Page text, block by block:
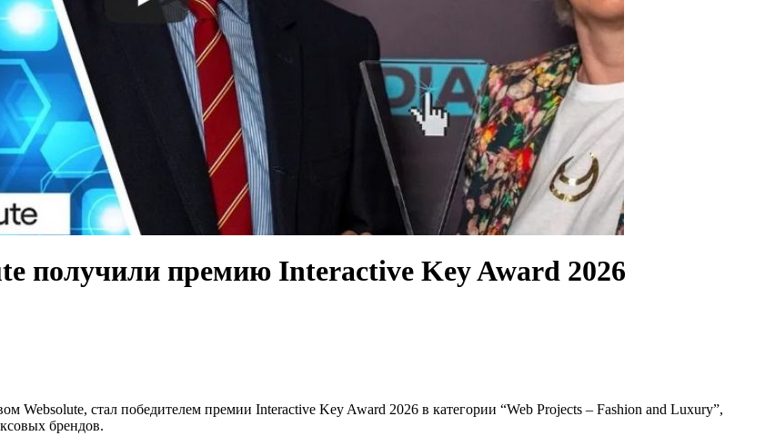
получили премию Interactive Key Award 2026
Websolute, стал победителем премии Interactive Key Award 2026 в категории “Web Projects – Fashion and Luxury”,
брендов.